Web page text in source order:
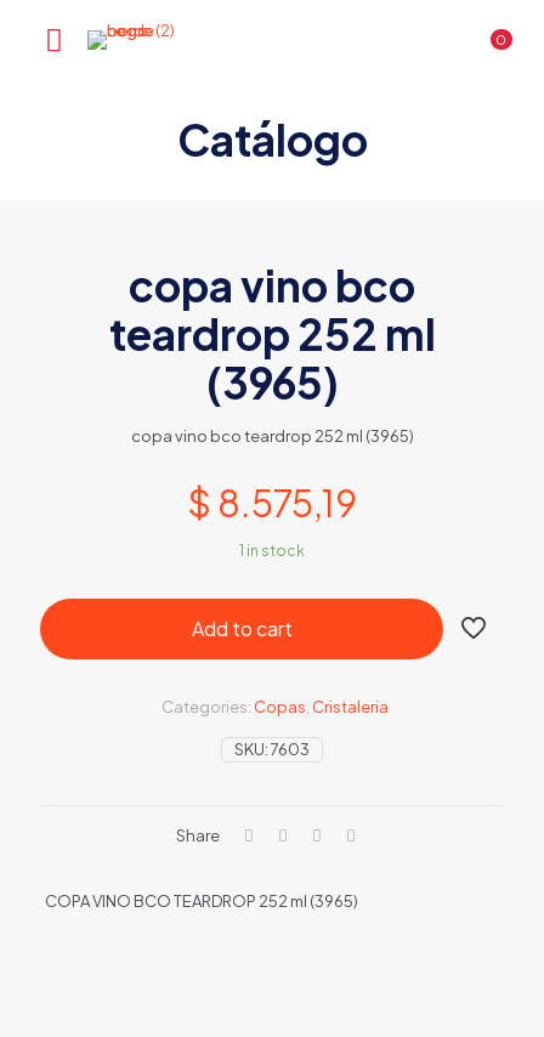
0
Catálogo
copa vino bco
teardrop 252 ml
(3965)
copa vino bco teardrop 252 ml (3965)
$ 8.575,19
1 in stock
Add to cart
SKU:7603
Categories: Copas Cristaleria
Share
COPA VINO BCO TEARDROP 252 ml (3965)